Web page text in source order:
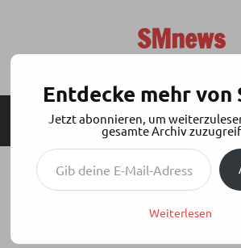
SMnews
MENÜ
KDU PODCAST: UNVERNUNFT
25.02.2021 – WIDERWILLIGE
Entdecke mehr von
Jetzt abonnieren, um
gesamte Archiv
Gib deine E-Mail-Adresse ein ...
Weiterlesen